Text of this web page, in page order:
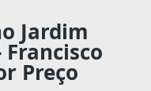
Jardim
Preço